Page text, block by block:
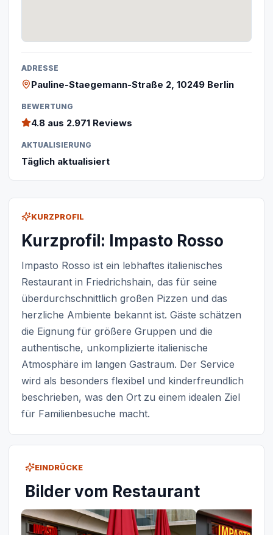
KURZPROFIL
Kurzprofil: Impasto Rosso
Impasto Rosso ist ein lebhaftes italienisches
Restaurant in Friedrichshain, das für seine
überdurchschnittlich großen Pizzen und das
herzliche Ambiente bekannt ist. Gäste schätzen
die Eignung für größere Gruppen und die
authentische, unkomplizierte italienische
Atmosphäre im langen Gastraum. Der Service
wird als besonders flexibel und kinderfreundlich
beschrieben, was den Ort zu einem idealen Ziel
für Familienbesuche macht.
EINDRÜCKE
Bilder vom Restaurant
ADRESSE
Pauline-Staegemann-Straße 2, 10249 Berlin
BEWERTUNG
4.8 aus 2.971 Reviews
AKTUALISIERUNG
Täglich aktualisiert